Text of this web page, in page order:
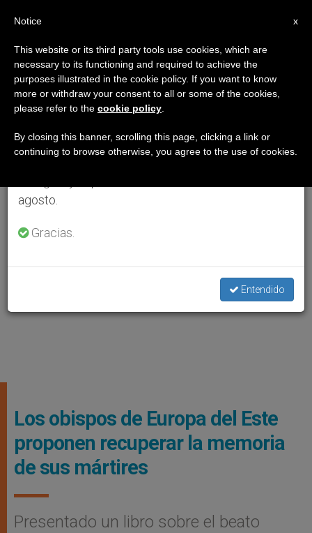
Los obispos de Europa del Este
proponen recuperar la memoria
de sus mártires
Presentado un libro sobre el beato
×
Aviso importante
Del 27 de julio al 7 de agosto haremos la pausa
anual, aprovechando que en el periodo de verano
se generan menos informaciones y también el
agosto.
Gracias.
Entendido
x
Notice
This website or its third party tools use cookies, which are
necessary to its functioning and required to achieve the
purposes illustrated in the cookie policy. If you want to know
more or withdraw your consent to all or some of the cookies,
please refer to the cookie policy
By closing this banner, scrolling this page, clicking a link or
continuing to browse otherwise, you agree to the use of cookies.